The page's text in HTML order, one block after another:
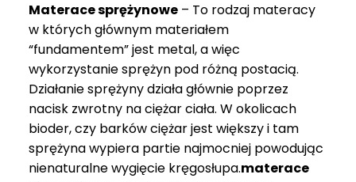
749 zł
Materace sprężynowe – To rodzaj materacy
w których głównym materiałem
“fundamentem” jest metal, a więc
wykorzystanie sprężyn pod różną postacią.
Działanie sprężyny działa głównie poprzez
nacisk zwrotny na ciężar ciała. W okolicach
bioder, czy barków ciężar jest większy i tam
sprężyna wypiera partie najmocniej powodując
nienaturalne wygięcie kręgosłupa.materace